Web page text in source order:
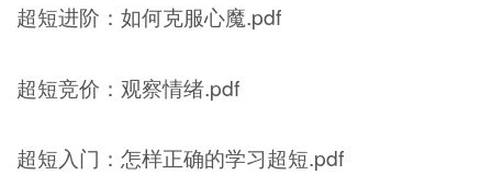
超短进阶：如何克服心魔.pdf
超短竞价：观察情绪.pdf
超短入门：怎样正确的学习超短.pdf